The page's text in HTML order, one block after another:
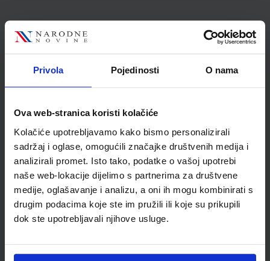
Privola Pojedinosti O nama
Ova web-stranica koristi kolačiće
Kolačiće upotrebljavamo kako bismo personalizirali
sadržaj i oglase, omogućili značajke društvenih medija i
analizirali promet. Isto tako, podatke o vašoj upotrebi
naše web-lokacije dijelimo s partnerima za društvene
medije, oglašavanje i analizu, a oni ih mogu kombinirati s
drugim podacima koje ste im pružili ili koje su prikupili
dok ste upotrebljavali njihove usluge.
Kupci najčešće biraju..
Omot PVC za školske
udžbenike; dimenzije
431x272; tip 160